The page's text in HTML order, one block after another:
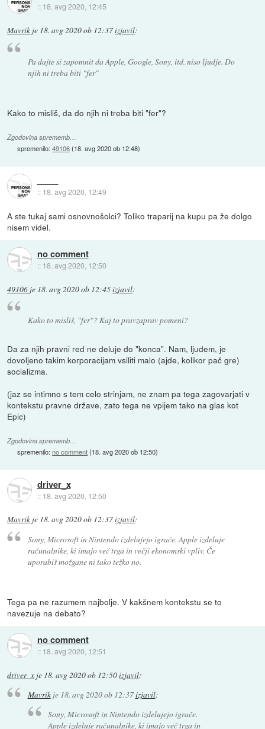
:: 18. avg 2020, 12:45
Mavrik je 18. avg 2020 ob 12:37izjavil:
Pa dajte si zapomnit da Apple, Google, Sony, itd. niso ljudje. Do
njih ni treba biti "fer"
Kako to misliš, da do njih ni treba biti "fer"?
Zgodovina sprememb…
spremenilo:49106(18. avg 2020 ob 12:48)
:: 18. avg 2020, 12:49
A ste tukaj sami osnovnošolci? Toliko traparij na kupu pa že dolgo
nisem videl.
no comment
:: 18. avg 2020, 12:50
49106 je 18. avg 2020 ob 12:45izjavil:
Kako to misliš, "fer"? Kaj to pravzaprav pomeni?
Da za njih pravni red ne deluje do "konca". Nam, ljudem, je
dovoljeno takim korporacijam vsiliti malo (ajde, kolikor pač gre)
socializma.
(jaz se intimno s tem celo strinjam, ne znam pa tega zagovarjati v
kontekstu pravne države, zato tega ne vpijem tako na glas kot
Epic)
Zgodovina sprememb…
spremenilo:no comment(18. avg 2020 ob 12:50)
driver_x
:: 18. avg 2020, 12:50
Mavrik je 18. avg 2020 ob 12:37izjavil:
Sony, Microsoft in Nintendo izdelujejo igrače. Apple izdeluje
računalnike, ki imajo več trga in večji ekonomski vpliv. Če
uporabiš možgane ni tako težko no.
Tega pa ne razumem najbolje. V kakšnem kontekstu se to
navezuje na debato?
no comment
:: 18. avg 2020, 12:51
driver_x je 18. avg 2020 ob 12:50izjavil:
Mavrikje 18. avg 2020 ob 12:37izjavil:
Sony, Microsoft in Nintendo izdelujejo igrače.
Apple izdeluje računalnike, ki imajo več trga in